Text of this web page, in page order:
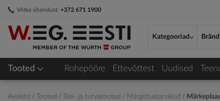
Võtke ühendust: +372 671 1900
Skip
Content
Kategooriad
Tooted Rohepööre Ettevõttest Uudised
Avaleht Tooted Töö- ja turvatooted Märgistustarvikud